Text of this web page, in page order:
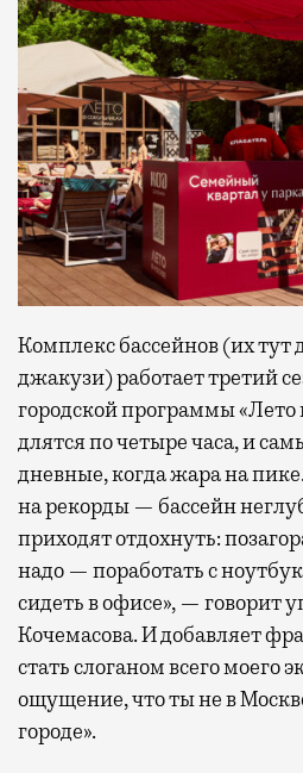
Комплекс бассейнов (их тут
джакузи) работает третий
городской программы «Лето
длятся по четыре часа, и
дневные, когда жара на
на рекорды — бассейн
приходят отдохнуть:
надо — поработать с
сидеть в офисе», — говорит
Кочемасова. И добавляет
стать слоганом всего моего
ощущение, что ты не в
городе».